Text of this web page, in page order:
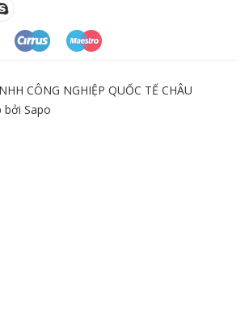
CÔNG NGHIỆP QUỐC TẾ CHÂU
bởi Sapo